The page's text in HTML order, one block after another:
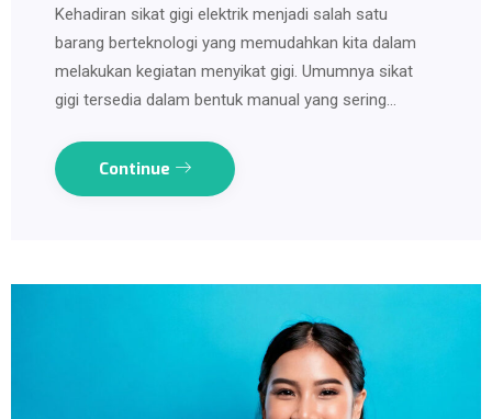
Kehadiran sikat gigi elektrik menjadi salah satu
barang berteknologi yang memudahkan kita dalam
melakukan kegiatan menyikat gigi. Umumnya sikat
gigi tersedia dalam bentuk manual yang sering…
Continue